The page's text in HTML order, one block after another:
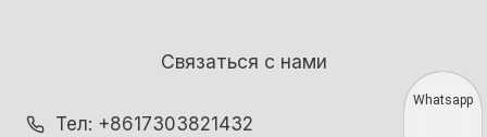
Связаться с нами
Тел: +8617303821432
Whatsapp